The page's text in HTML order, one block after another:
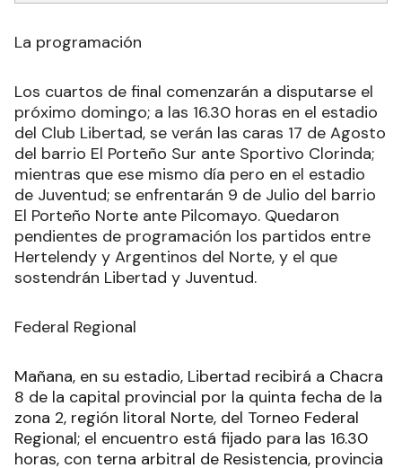
La programación
Los cuartos de final comenzarán a disputarse el
próximo domingo; a las 16.30 horas en el estadio
del Club Libertad, se verán las caras 17 de Agosto
del barrio El Porteño Sur ante Sportivo Clorinda;
mientras que ese mismo día pero en el estadio
de Juventud; se enfrentarán 9 de Julio del barrio
El Porteño Norte ante Pilcomayo. Quedaron
pendientes de programación los partidos entre
Hertelendy y Argentinos del Norte, y el que
sostendrán Libertad y Juventud.
Federal Regional
Mañana, en su estadio, Libertad recibirá a Chacra
8 de la capital provincial por la quinta fecha de la
zona 2, región litoral Norte, del Torneo Federal
Regional; el encuentro está fijado para las 16.30
horas, con terna arbitral de Resistencia, provincia